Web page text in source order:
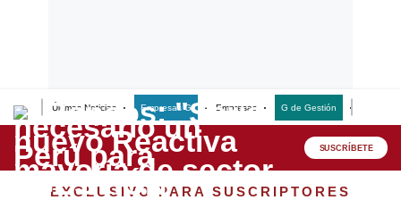
Últimas Noticias Empresas G Empresas G de Gestión
Lo último
Peru Quiosco SUSCRÍBETE
EXCLUSIVO PARA SUSCRIPTORES